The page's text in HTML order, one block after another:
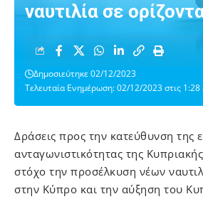
ναυτιλία σε
Τελευταία Ενημέρωση: 02/12/2023 στις 1:28
Δημοσιεύτηκε 02/12/2023
Δράσεις προς την κατεύθυνση της
ανταγωνιστικότητας της
στόχο την προσέλκυση νέων
στην Κύπρο και την αύξηση του